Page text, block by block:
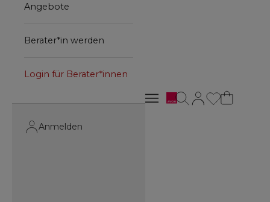
Avon
Navigationsmenü öffnen
Suche öffnen
Angebote
Berater*in werden
Login für Berater*innen
Anmelden